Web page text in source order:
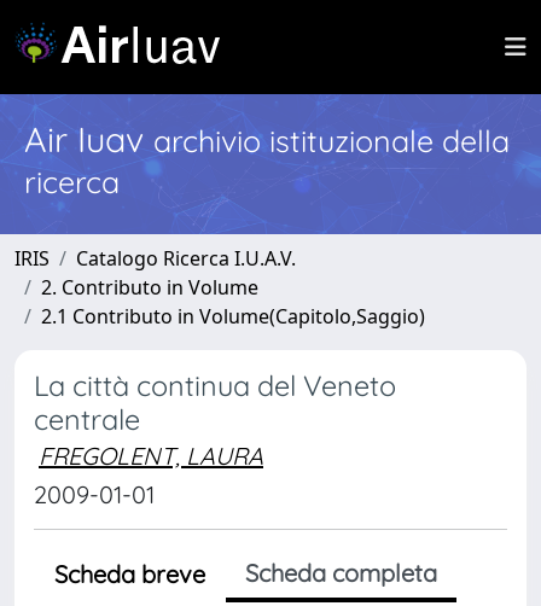
Air Iuav archivio istituzionale della
ricerca
IRIS
Catalogo Ricerca I.U.A.V.
2. Contributo in Volume
2.1 Contributo in Volume(Capitolo,Saggio)
La città continua del Veneto
centrale
FREGOLENT, LAURA
2009-01-01
Scheda breve
Scheda completa